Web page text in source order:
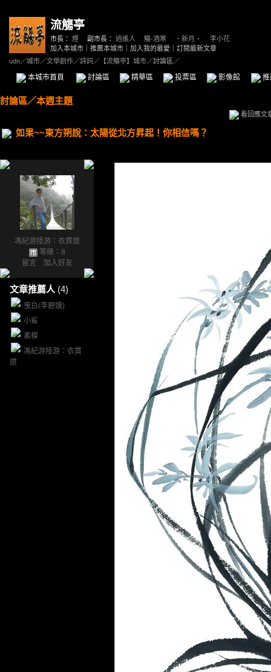
流觴亭
市長： 煙 副市長： 逍遙人 觴-酒寒 ‧新月‧
李小花
加入本城市
推薦本城市 加入我的最愛
訂閱最新文章
udn／城市／文學創作／詩詞 ／ 【流觴亭】城市／討論區／
本城市首頁 討論區 精華區 投票區 影像館
討論區／本週主題
看回應文
如果~~東方朔說：太陽從北方昇起！你相信嗎？
馮紀游陸游：衣貫道
等級：8
留言
加入好友
文章推薦人 (4)
曳白(李碧娥)
小鯊
素樸
馮紀游陸游：衣貫
道